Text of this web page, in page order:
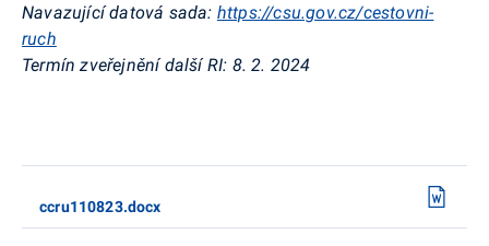
Navazující datová sada: https://csu.gov.cz/cestovni-
ruch
Termín zveřejnění další RI: 8. 2. 2024
ccru110823.docx